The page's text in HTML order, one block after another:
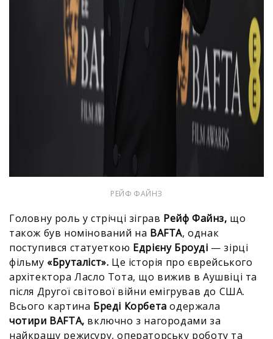
РЕЙФ ФАЙНЗ
Головну роль у стрічці зіграв Рейф Файнз, що
також був номінований на BAFTA, однак
поступився статуеткою Едрієну Броуді — зірці
фільму «Бруталіст». Це історія про єврейського
архітектора Ласло Тота, що вижив в Аушвіці та
після Другої світової війни емігрував до США.
Всього картина Бреді Корбета одержала
чотири BAFTA, включно з нагородами за
найкращу режисуру, операторську роботу та